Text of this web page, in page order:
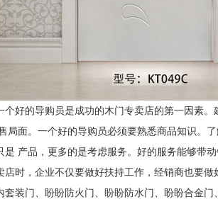
个好的导购员是成功的木门专卖店的第一因素
局面。一个好的导购员必须要熟悉商品知识。
是 产品，更多的是考虑服务。好的服务能够带
店时，企业不仅要做好扶持工作，经销商也要
套装门、盼盼防火门、盼盼防水门、盼盼合金门